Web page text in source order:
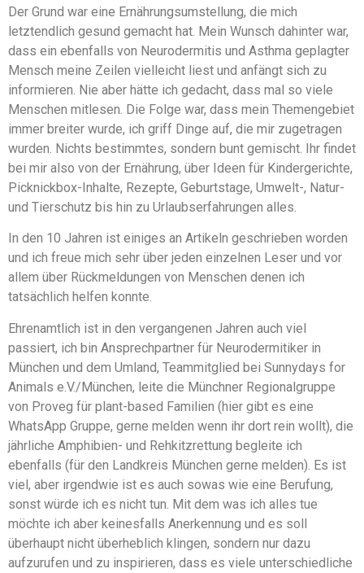
Der Grund war eine Ernährungsumstellung, die mich
letztendlich gesund gemacht hat. Mein Wunsch dahinter war,
dass ein ebenfalls von Neurodermitis und Asthma geplagter
Mensch meine Zeilen vielleicht liest und anfängt sich zu
informieren. Nie aber hätte ich gedacht, dass mal so viele
Menschen mitlesen. Die Folge war, dass mein Themengebiet
immer breiter wurde, ich griff Dinge auf, die mir zugetragen
wurden. Nichts bestimmtes, sondern bunt gemischt. Ihr findet
bei mir also von der Ernährung, über Ideen für Kindergerichte,
Picknickbox-Inhalte, Rezepte, Geburtstage, Umwelt-, Natur-
und Tierschutz bis hin zu Urlaubserfahrungen alles.
In den 10 Jahren ist einiges an Artikeln geschrieben worden
und ich freue mich sehr über jeden einzelnen Leser und vor
allem über Rückmeldungen von Menschen denen ich
tatsächlich helfen konnte.
Ehrenamtlich ist in den vergangenen Jahren auch viel
passiert, ich bin Ansprechpartner für Neurodermitiker in
München und dem Umland, Teammitglied bei Sunnydays for
Animals e.V./München, leite die Münchner Regionalgruppe
von Proveg für plant-based Familien (hier gibt es eine
WhatsApp Gruppe, gerne melden wenn ihr dort rein wollt), die
jährliche Amphibien- und Rehkitzrettung begleite ich
ebenfalls (für den Landkreis München gerne melden). Es ist
viel, aber irgendwie ist es auch sowas wie eine Berufung,
sonst würde ich es nicht tun. Mit dem was ich alles tue
möchte ich aber keinesfalls Anerkennung und es soll
überhaupt nicht überheblich klingen, sondern nur dazu
aufzurufen und zu inspirieren, dass es viele unterschiedliche